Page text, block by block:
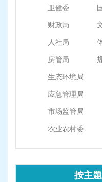
卫健委
财政局
人社局
房管局
生态环境局
应急管理局
市场监管局
农业农村委
按主